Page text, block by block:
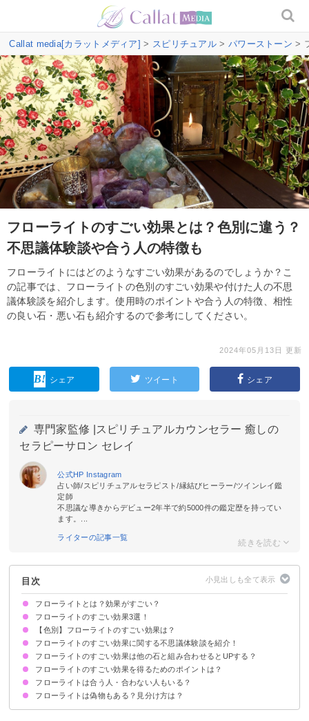
Callat media[カラットメディア] > スピリチュアル > パワーストーン >
フローライトのすごい効果とは？色別に違う？
不思議体験談や合う人の特徴も
フローライトにはどのようなすごい効果があるのでしょうか？こ
の記事では、フローライトの色別のすごい効果や付けた人の不思
議体験談を紹介します。使用時のポイントや合う人の特徴、相性
の良い石・悪い石も紹介するので参考にしてください。
2024年05月13日 更新
シェア ツイート シェア
専門家監修 |
スピリチュアルカウンセラー 癒しの
セラピーサロン セレイ
公式HP Instagram
占い師/スピリチュアルセラピスト/縁結びヒーラー/ツインレイ鑑
定師
不思議な導きからデビュー2年半で約5000件の鑑定歴を持ってい
ます。...
ライターの記事一覧
目次
フローライトとは？効果がすごい？
フローライトのすごい効果3選！
①発想力・記憶力・集中力を高める
②心身のバランスをとる
③人間関係を改善させる
【色別】フローライトのすごい効果は？
クリアカラー：浄化効果が高い
パープルカラー：高次からのメッセージを受け取れる
グリーンカラー：精神的癒し・思考力や集中力を高める
ブルーカラー：心の平穏・知性の向上
イエローカラー：行動力・想像力・表現力を高める
ピンクカラー：心をきれいにし恋愛力アップ
エンジェルフェザー（天使の羽）カラー：安心感・精神的癒し
レインボーカラー：導き・精神的癒し
フローライトのすごい効果に関する不思議体験談を紹介！
①癒やされた不思議体験談
②ストレス解消の不思議体験談
③勉強のやる気がアップする不思議体験談
フローライトのすごい効果は他の石と組み合わせるとUPする？
相性の良い石
相性の悪い石
フローライトのすごい効果を得るためのポイントは？
定期的に浄化する
直射日光に当たらない場所で保管する
フローライトは合う人・合わない人もいる？
合う人の特徴
合わない人の特徴
フローライトは偽物もある？見分け方は？